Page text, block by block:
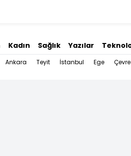
Kadın Sağlık Yazılar
Ankara Teyit İstanbul Ege Çevre